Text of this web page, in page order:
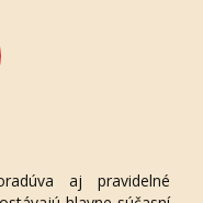
aj pravidelné